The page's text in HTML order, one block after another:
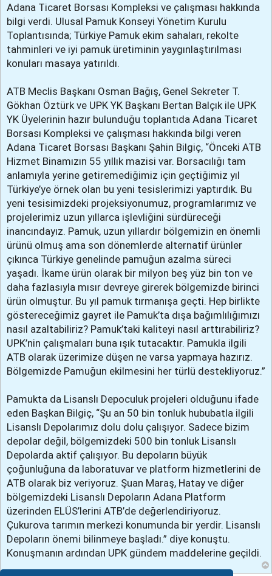
Adana Ticaret Borsası Kompleksi ve çalışması hakkında
bilgi verdi. Ulusal Pamuk Konseyi Yönetim Kurulu
Toplantısında; Türkiye Pamuk ekim sahaları, rekolte
tahminleri ve iyi pamuk üretiminin yaygınlaştırılması
konuları masaya yatırıldı.
ATB Meclis Başkanı Osman Bağış, Genel Sekreter T.
Gökhan Öztürk ve UPK YK Başkanı Bertan Balçık ile UPK
YK Üyelerinin hazır bulunduğu toplantıda Adana Ticaret
Borsası Kompleksi ve çalışması hakkında bilgi veren
Adana Ticaret Borsası Başkanı Şahin Bilgiç, “Önceki ATB
Hizmet Binamızın 55 yıllık mazisi var. Borsacılığı tam
anlamıyla yerine getiremediğimiz için geçtiğimiz yıl
Türkiye’ye örnek olan bu yeni tesislerimizi yaptırdık. Bu
yeni tesisimizdeki projeksiyonumuz, programlarımız ve
projelerimiz uzun yıllarca işlevliğini sürdüreceği
inancındayız. Pamuk, uzun yıllardır bölgemizin en önemli
ürünü olmuş ama son dönemlerde alternatif ürünler
çıkınca Türkiye genelinde pamuğun azalma süreci
yaşadı. İkame ürün olarak bir milyon beş yüz bin ton ve
daha fazlasıyla mısır devreye girerek bölgemizde birinci
ürün olmuştur. Bu yıl pamuk tırmanışa geçti. Hep birlikte
göstereceğimiz gayret ile Pamuk’ta dışa bağımlılığımızı
nasıl azaltabiliriz? Pamuk’taki kaliteyi nasıl arttırabiliriz?
UPK’nin çalışmaları buna ışık tutacaktır. Pamukla ilgili
ATB olarak üzerimize düşen ne varsa yapmaya hazırız.
Bölgemizde Pamuğun ekilmesini her türlü destekliyoruz.”
Pamukta da Lisanslı Depoculuk projeleri olduğunu ifade
eden Başkan Bilgiç, “Şu an 50 bin tonluk hububatla ilgili
Lisanslı Depolarımız dolu dolu çalışıyor. Sadece bizim
depolar değil, bölgemizdeki 500 bin tonluk Lisanslı
Depolarda aktif çalışıyor. Bu depoların büyük
çoğunluğuna da laboratuvar ve platform hizmetlerini de
ATB olarak biz veriyoruz. Şuan Maraş, Hatay ve diğer
bölgemizdeki Lisanslı Depoların Adana Platform
üzerinden ELÜS’lerini ATB’de değerlendiriyoruz.
Çukurova tarımın merkezi konumunda bir yerdir. Lisanslı
Depoların önemi bilinmeye başladı.” diye konuştu.
Konuşmanın ardından UPK gündem maddelerine geçildi.